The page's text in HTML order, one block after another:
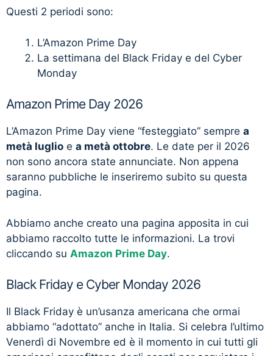
Questi 2 periodi sono:
L’Amazon Prime Day
La settimana del Black Friday e del Cyber
Monday
Amazon Prime Day 2026
L’Amazon Prime Day viene “festeggiato” sempre a
metà luglio e a metà ottobre. Le date per il 2026
non sono ancora state annunciate. Non appena
saranno pubbliche le inseriremo subito su questa
pagina.
Abbiamo anche creato una pagina apposita in cui
abbiamo raccolto tutte le informazioni. La trovi
cliccando su Amazon Prime Day.
Black Friday e Cyber Monday 2026
Il Black Friday è un’usanza americana che ormai
abbiamo “adottato” anche in Italia. Si celebra l’ultimo
Venerdì di Novembre ed è il momento in cui tutti gli